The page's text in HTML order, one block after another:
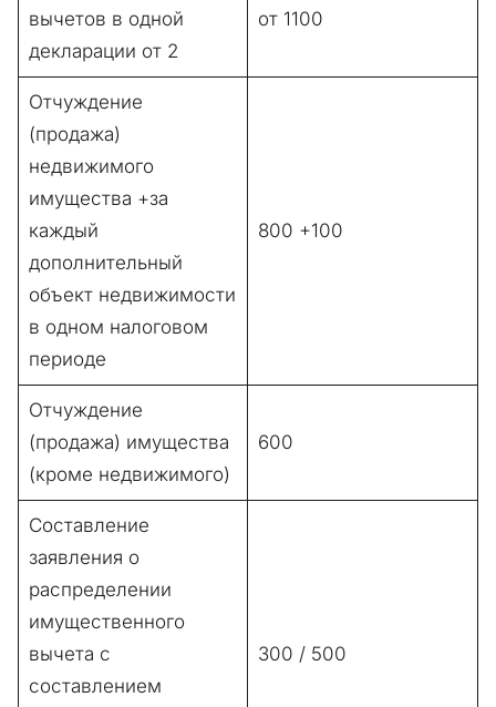
вычетов в одной
декларации от 2
от 1100
Отчуждение
(продажа)
недвижимого
имущества +за
каждый
дополнительный
объект недвижимости
в одном налоговом
периоде
800 +100
Отчуждение
(продажа) имущества
(кроме недвижимого)
600
Составление
заявления о
распределении
имущественного
вычета с
составлением
300 / 500